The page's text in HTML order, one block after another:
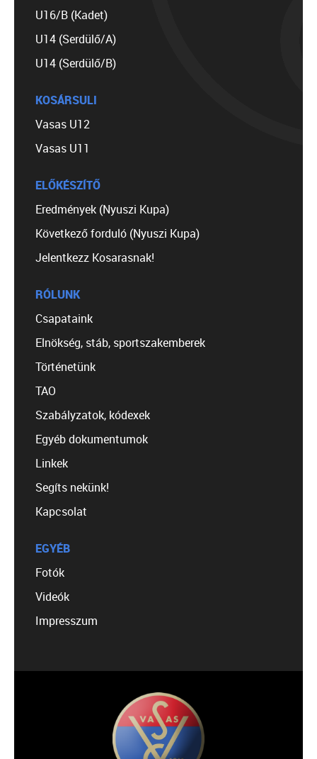
U16/B (Kadet)
U14 (Serdülő/A)
U14 (Serdülő/B)
KOSÁRSULI
Vasas U12
Vasas U11
ELŐKÉSZÍTŐ
Eredmények (Nyuszi Kupa)
Következő forduló (Nyuszi Kupa)
Jelentkezz Kosarasnak!
RÓLUNK
Csapataink
Elnökség, stáb, sportszakemberek
Történetünk
TAO
Szabályzatok, kódexek
Egyéb dokumentumok
Linkek
Segíts nekünk!
Kapcsolat
EGYÉB
Fotók
Videók
Impresszum